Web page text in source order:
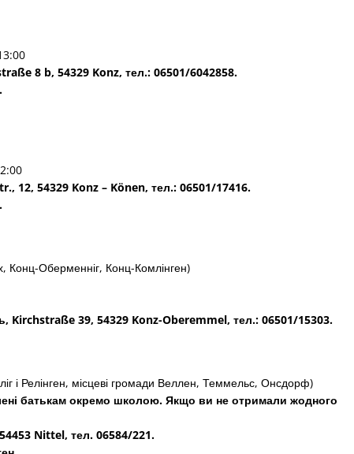
8 b, 54329 Konz, тел.: 06501/6042858.
12, 54329 Konz – Könen, тел.: 06501/17416.
Оберменніг, Конц-Комлінген)
Kirchstraße 39, 54329 Konz-Oberemmel, тел.: 06501/15303.
і Релінген, місцеві громади Веллен, Теммельс, Онсдорф)
батькам окремо школою. Якщо ви не отримали жодного
Nittel, тел. 06584/221.